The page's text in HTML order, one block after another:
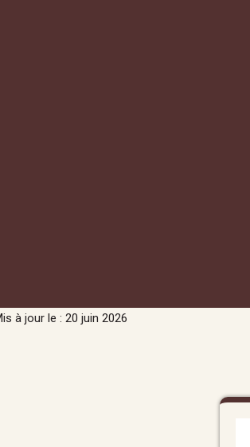
à jour le : 20 juin 2026